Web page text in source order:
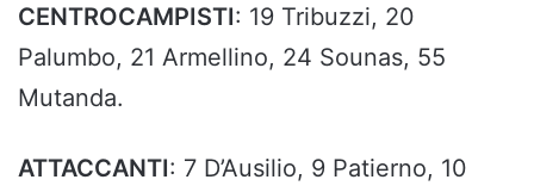
CENTROCAMPISTI: 19 Tribuzzi, 20
Palumbo, 21 Armellino, 24 Sounas, 55
Mutanda.
ATTACCANTI: 7 D’Ausilio, 9 Patierno, 10